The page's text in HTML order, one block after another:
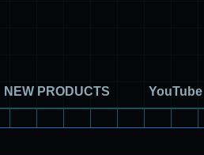
NEW PRODUCTS YouTube